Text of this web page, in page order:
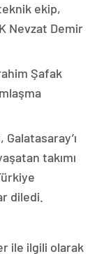
ekip,
Nevzat Demir
Şafak
takımı
diledi.
ile ilgili olarak